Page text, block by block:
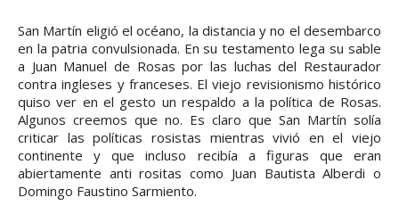
San Martín eligió el océano, la distancia y no el desembarco
en la patria convulsionada. En su testamento lega su sable
a Juan Manuel de Rosas por las luchas del Restaurador
contra ingleses y franceses. El viejo revisionismo histórico
quiso ver en el gesto un respaldo a la política de Rosas.
Algunos creemos que no. Es claro que San Martín solía
criticar las políticas rosistas mientras vivió en el viejo
continente y que incluso recibía a figuras que eran
abiertamente anti rositas como Juan Bautista Alberdi o
Domingo Faustino Sarmiento.